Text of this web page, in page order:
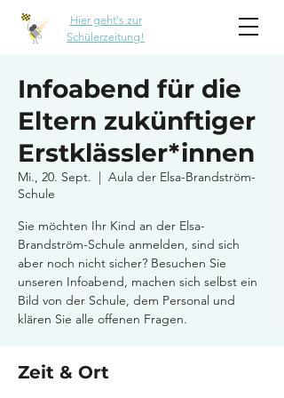
Hier geht's zur
Schülerzeitung!
Infoabend für die
Eltern zukünftiger
Erstklässler*innen
Mi., 20. Sept.
  |
Aula der Elsa-Brandström-
Schule
Sie möchten Ihr Kind an der Elsa-
Brandström-Schule anmelden, sind sich
aber noch nicht sicher? Besuchen Sie
unseren Infoabend, machen sich selbst ein
Bild von der Schule, dem Personal und
klären Sie alle offenen Fragen.
Zeit & Ort